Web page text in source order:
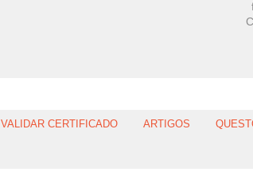
VALIDAR CERTIFICADO ARTIGOS